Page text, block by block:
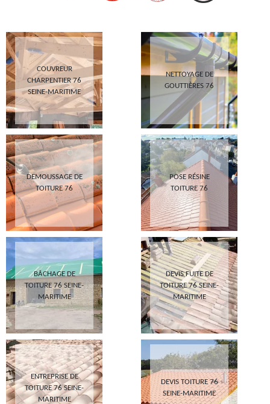
COUVREUR
CHARPENTIER 76
SEINE-MARITIME
NETTOYAGE DE
GOUTTIÈRES 76
DEMOUSSAGE DE
TOITURE 76
POSE RÉSINE
TOITURE 76
BÂCHAGE DE
TOITURE 76 SEINE-
MARITIME
DEVIS FUITE DE
TOITURE 76 SEINE-
MARITIME
ENTREPRISE DE
TOITURE 76 SEINE-
MARITIME
DEVIS TOITURE 76
SEINE-MARITIME